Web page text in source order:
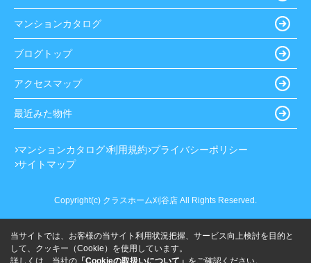
マンションカタログ
ブログトップ
アクセスマップ
最近みた物件
マンションカタログ 利用規約 プライバシーポリシー
サイトマップ
Copyright(c) クラスホーム刈谷店 All Rights Reserved.
当サイトでは、お客様の当サイト利用状況把握、サービス向上検討を目的と
して、クッキー（Cookie）を使用しています。
詳しくは、当社の 「Cookieの取扱いについて」 をご確認ください。